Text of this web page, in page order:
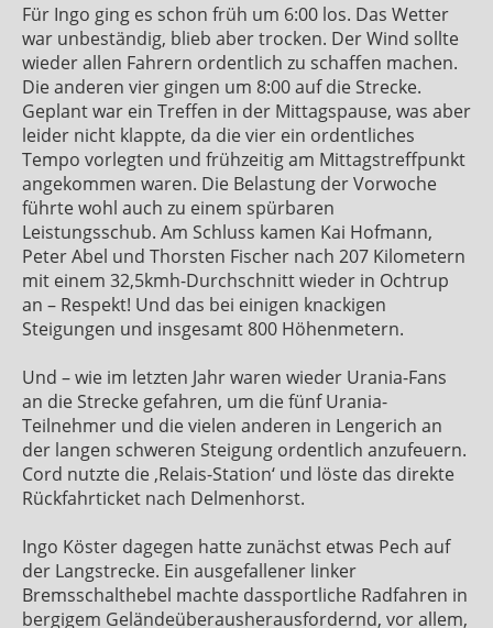
Für Ingo ging es schon früh um 6:00 los. Das Wetter
war unbeständig, blieb aber trocken. Der Wind sollte
wieder allen Fahrern ordentlich zu schaffen machen.
Die anderen vier gingen um 8:00 auf die Strecke.
Geplant war ein Treffen in der Mittagspause, was aber
leider nicht klappte, da die vier ein ordentliches
Tempo vorlegten und frühzeitig am Mittagstreffpunkt
angekommen waren. Die Belastung der Vorwoche
führte wohl auch zu einem spürbaren
Leistungsschub. Am Schluss kamen Kai Hofmann,
Peter Abel und Thorsten Fischer nach 207 Kilometern
mit einem 32,5kmh-Durchschnitt wieder in Ochtrup
an – Respekt! Und das bei einigen knackigen
Steigungen und insgesamt 800 Höhenmetern.
Und – wie im letzten Jahr waren wieder Urania-Fans
an die Strecke gefahren, um die fünf Urania-
Teilnehmer und die vielen anderen in Lengerich an
der langen schweren Steigung ordentlich anzufeuern.
Cord nutzte die ‚Relais-Station‘ und löste das direkte
Rückfahrticket nach Delmenhorst.
Ingo Köster dagegen hatte zunächst etwas Pech auf
der Langstrecke. Ein ausgefallener linker
Bremsschalthebel machte dassportliche Radfahren in
bergigem Geländeüberausherausfordernd, vor allem,